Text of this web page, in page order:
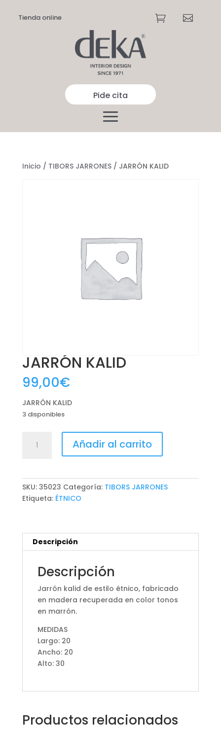
Tienda online  
Pide cita
Inicio / TIBORS JARRONES/ JARRÓN KALID
JARRÓN KALID
99,00€
JARRÓN KALID
3 disponibles
KALID
Añadir al carrito
SKU: 35023 Categoría: TIBORS JARRONES
Etiqueta: ÉTNICO
Descripción
Descripción
Jarrón kalid de estilo étnico, fabricado
en madera recuperada en color tonos
en marrón.
MEDIDAS
Largo: 20
Ancho: 20
Alto: 30
Productos relacionados